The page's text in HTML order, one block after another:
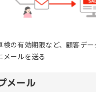
検の有効期限など、顧客デー
メールを送る
メール